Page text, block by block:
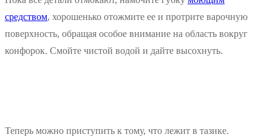
средством, хорошенько отожмите ее и протрите варочную
поверхность, обращая особое внимание на область вокруг
конфорок. Смойте чистой водой и дайте высохнуть.
Теперь можно приступить к тому, что лежит в тазике.